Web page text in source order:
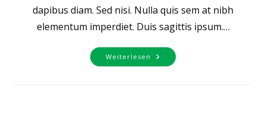
dapibus diam. Sed nisi. Nulla quis sem at nibh
elementum imperdiet. Duis sagittis ipsum.…
Weiterlesen Cras
Metus